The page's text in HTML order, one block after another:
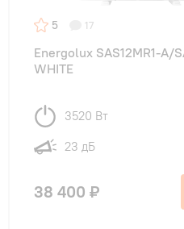
5 17
Energolux SAS12MR1-A/
WHITE
3520 Вт
23 дБ
38 400 ₽